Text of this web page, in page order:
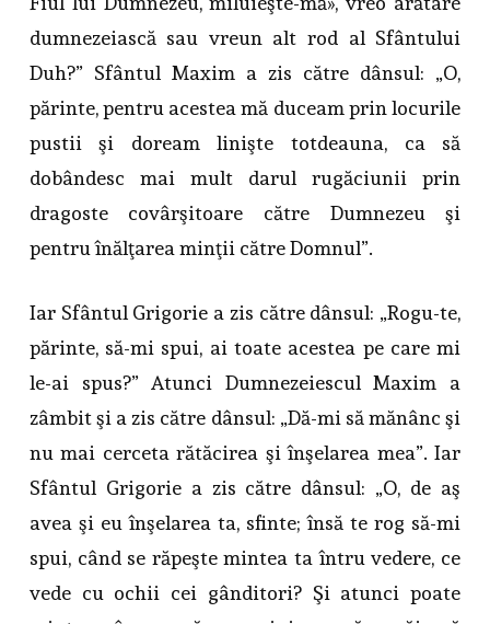
dumnezeiască sau vreun alt rod al Sfântului
Duh?” Sfântul Maxim a zis către dânsul: „O,
părinte, pentru acestea mă duceam prin locurile
pustii şi doream linişte totdeauna, ca să
dobândesc mai mult darul rugăciunii prin
dragoste covârşitoare către Dumnezeu şi
pentru înălţarea minţii către Domnul”.
Iar Sfântul Grigorie a zis către dânsul: „Rogu-te,
părinte, să-mi spui, ai toate acestea pe care mi
le-ai spus?” Atunci Dumnezeiescul Maxim a
zâmbit şi a zis către dânsul: „Dă-mi să mănânc şi
nu mai cerceta rătăcirea şi înşelarea mea”. Iar
Sfântul Grigorie a zis către dânsul: „O, de aş
avea şi eu înşelarea ta, sfinte; însă te rog să-mi
spui, când se răpeşte mintea ta întru vedere, ce
vede cu ochii cei gânditori? Şi atunci poate